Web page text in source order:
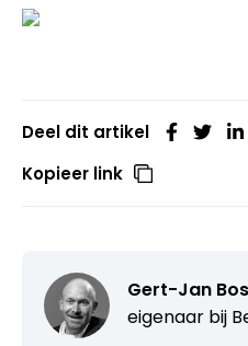
Deel dit artikel
Kopieer link
Gert-Jan Bos
eigenaar bij